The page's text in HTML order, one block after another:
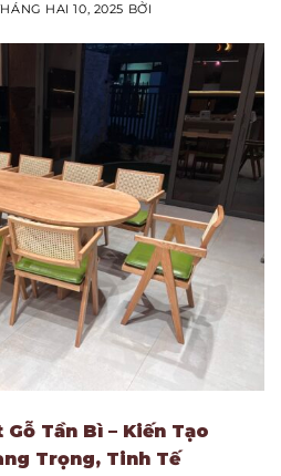
HAI 10, 2025 BỞI
Tần Bì – Kiến Tạo
Trọng, Tinh Tế